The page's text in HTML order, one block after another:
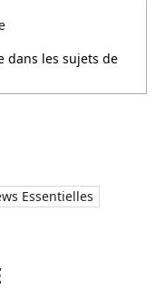
dans les sujets de
Essentielles